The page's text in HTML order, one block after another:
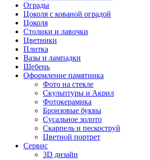
Ограды
Цоколя с кованой оградой
Цоколя
Столики и лавочки
Цветники
Плитка
Вазы и лампадки
Щебень
Оформление памятника
Фото на стекле
Скульптуры и Акрил
Фотокерамика
Бронзовые буквы
Сусальное золото
Скарпель и пескоструй
Цветной портрет
Сервис
3D дизайн